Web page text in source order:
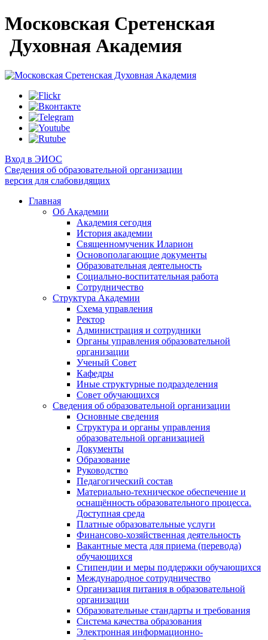
Московская Сретенская
Духовная Академия
Вход в ЭИОС
Сведения об образовательной организации
версия для слабовидящих
Главная
Об Академии
Академия сегодня
История академии
Священномученик Иларион
Основополагающие документы
Образовательная деятельность
Социально-воспитательная работа
Сотрудничество
Структура Академии
Схема управления
Ректор
Администрация и сотрудники
Органы управления образовательной
организации
Ученый Совет
Кафедры
Иные структурные подразделения
Совет обучающихся
Сведения об образовательной организации
Основные сведения
Структура и органы управления
образовательной организацией
Документы
Образование
Руководство
Педагогический состав
Материально-техническое обеспечение и
оснащённость образовательного процесса.
Доступная среда
Платные образовательные услуги
Финансово-хозяйственная деятельность
Вакантные места для приема (перевода)
обучающихся
Стипендии и меры поддержки обучающихся
Международное сотрудничество
Организация питания в образовательной
организации
Образовательные стандарты и требования
Система качества образования
Электронная информационно-